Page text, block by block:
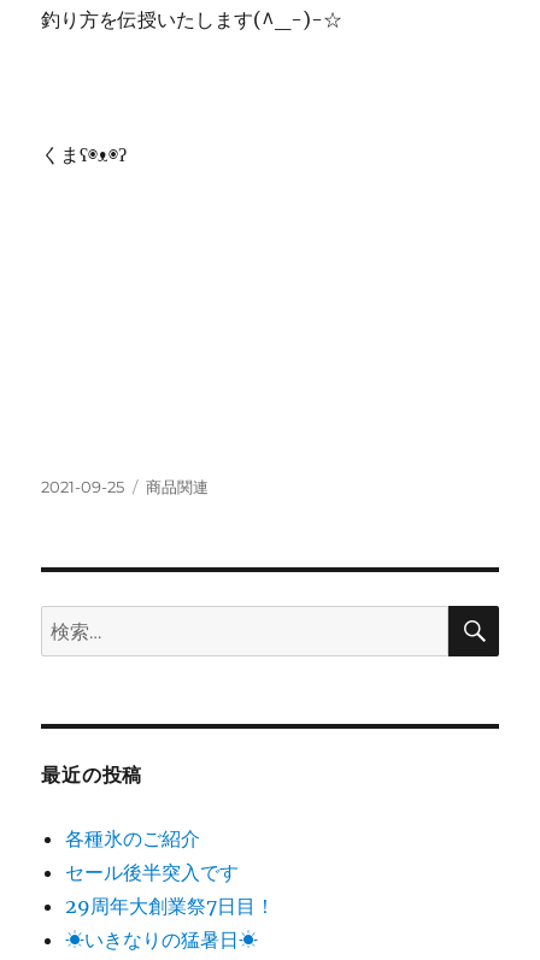
釣り方を伝授いたします(^_-)-☆
くまʕ◉ᴥ◉ʔ
投
2021-09-25
カ
商品関連
検
索:
検
最近の投稿
各種氷のご紹介
セール後半突入です
29周年大創業祭7日目！
☀いきなりの猛暑日☀